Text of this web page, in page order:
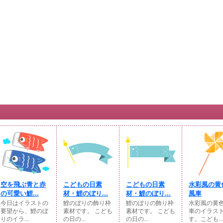
空を飛ぶ青と赤
の可愛い鯉...
今日はイラストの
要望から、鯉のぼ
りのイラ...
こどもの日素
材・鯉のぼり...
鯉のぼりの飾り枠
素材です。 こども
の日の...
こどもの日素
材・鯉のぼり...
鯉のぼりの飾り枠
素材です。 こども
の日の...
水彩風の黄
風車
水彩風の黄
車のイラス
す。こども...